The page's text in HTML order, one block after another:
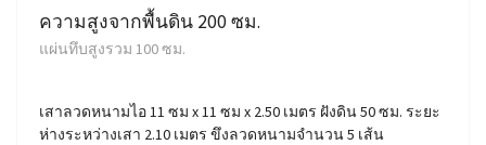
ความสูงจากพื้นดิน 200 ซม.
แผ่นทึบสูงรวม 100 ซม.
เสาลวดหนามไอ 11 ซม x 11 ซม x 2.50 เมตร ฝังดิน 50 ซม. ระยะ
ห่างระหว่างเสา 2.10 เมตร ขึงลวดหนามจำนวน 5 เส้น